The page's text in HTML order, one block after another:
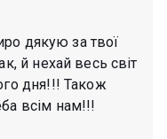
дякую за твої
й нехай весь світ
дня!!! Також
всім нам!!!